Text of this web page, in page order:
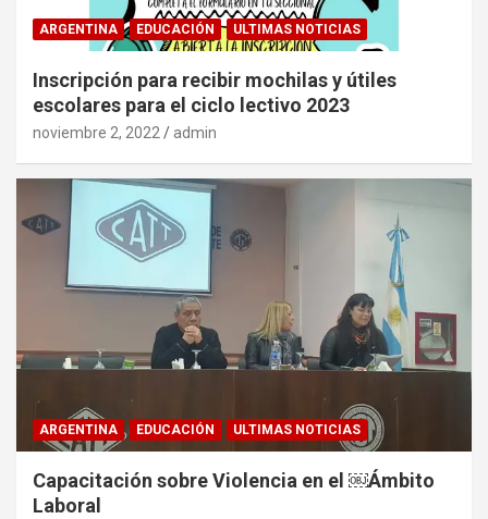
ARGENTINA EDUCACIÓN ULTIMAS NOTICIAS
Inscripción para recibir mochilas y útiles
escolares para el ciclo lectivo 2023
noviembre 2, 2022 admin
ARGENTINA EDUCACIÓN ULTIMAS NOTICIAS
Capacitación sobre Violencia en el ￼Ámbito
Laboral